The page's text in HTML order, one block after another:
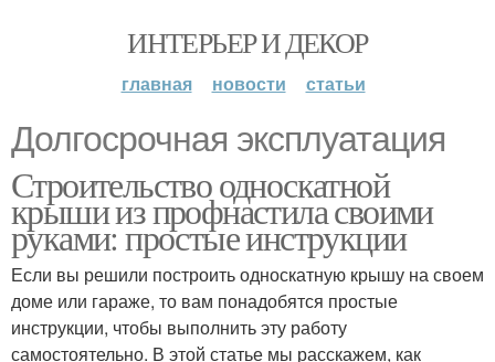
ИНТЕРЬЕР И ДЕКОР
главная новости статьи
Долгосрочная эксплуатация
Строительство односкатной
крыши из профнастила своими
руками: простые инструкции
Если вы решили построить односкатную крышу на своем
доме или гараже, то вам понадобятся простые
инструкции, чтобы выполнить эту работу
самостоятельно. В этой статье мы расскажем, как